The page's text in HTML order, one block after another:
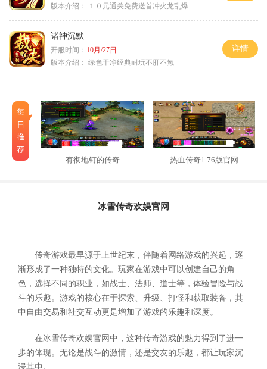
版本介绍：
１０元通关免费送首冲火龙乱爆
诸神沉默
开服时间： 10月/27日
版本介绍： 绿色干净经典耐玩不肝不氪
详情
有彻地钉的传奇 热血传奇1.76版官网
冰雪传奇欢娱官网
传奇游戏最早源于上世纪末，伴随着网络游戏的兴起，逐
渐形成了一种独特的文化。玩家在游戏中可以创建自己的角
色，选择不同的职业，如战士、法师、道士等，体验冒险与战
斗的乐趣。游戏的核心在于探索、升级、打怪和获取装备，其
中自由交易和社交互动更是增加了游戏的乐趣和深度。
在冰雪传奇欢娱官网中，这种传奇游戏的魅力得到了进一
步的体现。无论是战斗的激情，还是交友的乐趣，都让玩家沉
浸其中。